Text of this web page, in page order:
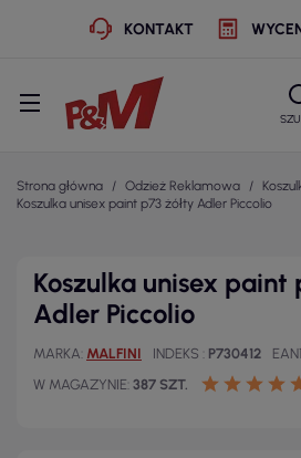
KONTAKT
Strona główna Odzież Reklamowa
Koszulka unisex paint p73 żółty Adler Piccolio
Koszulka unisex paint
Adler Piccolio
MARKA MALFINI INDEKS P730412
W MAGAZYNIE 387 SZT.